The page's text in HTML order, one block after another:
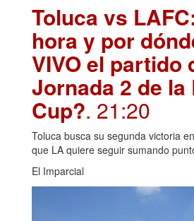
Toluca vs
hora y por
VIVO el partido
Jornada 2 de la
Cup?. 21:20
Toluca busca su segunda victoria
que LA quiere seguir sumando
El Imparcial